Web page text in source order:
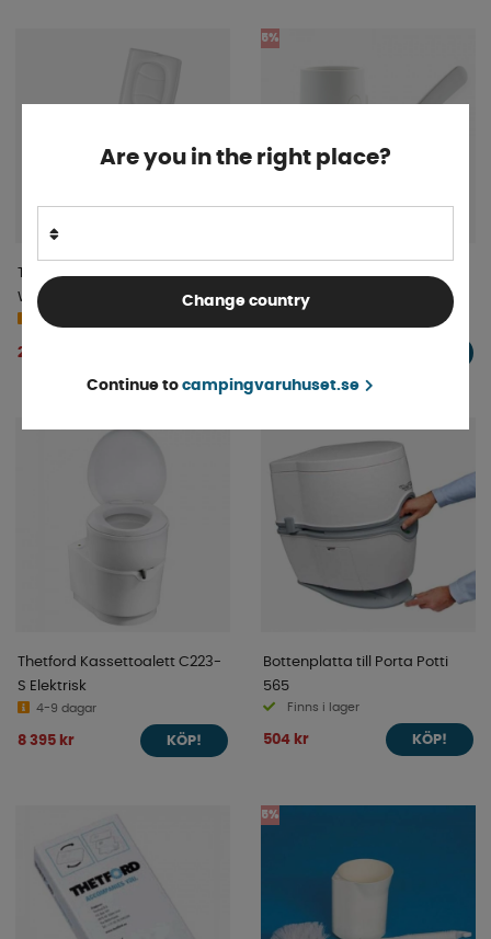
Trobolo Portabel Toalett
Wandago
4-9 dagar
2 344 kr
5%
Dometic Toalettborste
Brush&Stove
Thetford Kassettoalett C223-
S Elektrisk
4-9 dagar
8 395 kr KÖP!
Bottenplatta till Porta Potti
565
Finns i lager
504 kr KÖP!
5%
Are you in the right place?
Change country
Continue to campingvaruhuset.se